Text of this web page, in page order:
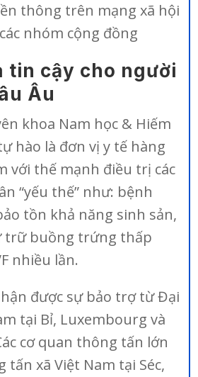
thông trên mạng xã hội
nhóm cộng đồng
tin cậy cho người
Âu
khoa Nam học & Hiếm
hào là đơn vị y tế hàng
với thế mạnh điều trị các
“yếu thế” như: bệnh
tồn khả năng sinh sản,
trữ buồng trứng thấp
nhiều lần.
được sự bảo trợ từ Đại
tại Bỉ, Luxembourg và
cơ quan thông tấn lớn
tấn xã Việt Nam tại Séc,